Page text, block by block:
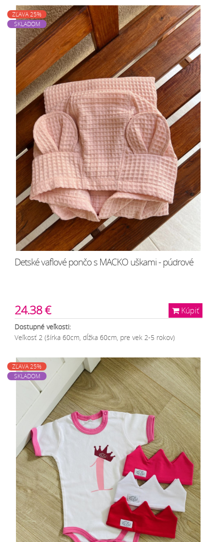
ZĽAVA 25%
SKLADOM
Detské vaflové pončo s MACKO uškami - púdrové
Kúpiť
24.38 €
Dostupné veľkosti:
Veľkosť 2 (šírka 60cm, dĺžka 60cm, pre vek 2-5 rokov)
ZĽAVA 25%
SKLADOM